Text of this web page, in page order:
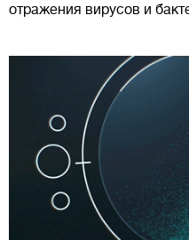
отражения вирусов и